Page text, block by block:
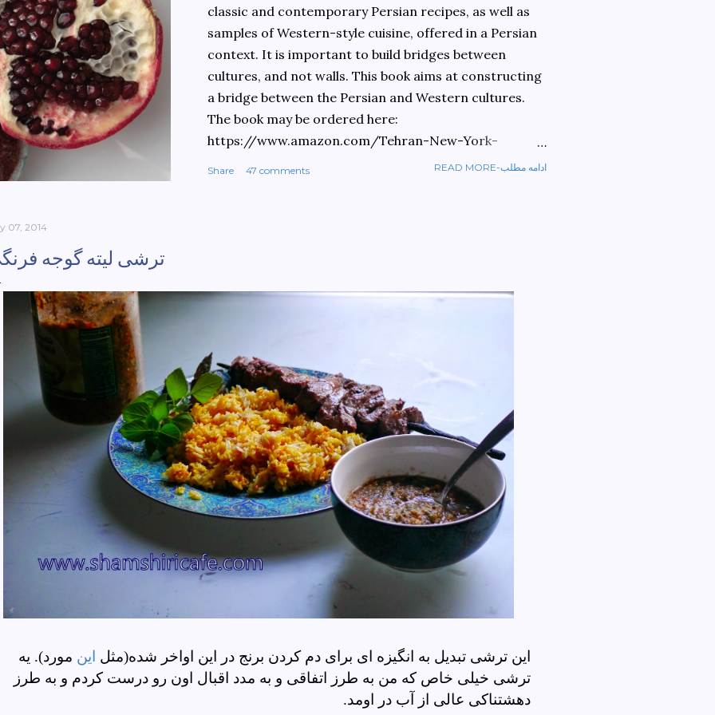
classic and contemporary Persian recipes, as well as
samples of Western-style cuisine, offered in a Persian
context. It is important to build bridges between
cultures, and not walls. This book aims at constructing
a bridge between the Persian and Western cultures.
The book may be ordered here:
https://www.amazon.com/Tehran-New-York-
Share 47 comments READ MORE-ادامه مطلب
07, 2014
ترشی لیته گوجه
این ترشی تبدیل به انگیزه ای برای دم کردن برنج در این اواخر شده(مثل این مورد). یه
ترشی خیلی خاص که من به طرز اتفاقی و به مدد اقبال اون رو درست کردم و به طرز
دهشتناکی عالی از آب در اومد.